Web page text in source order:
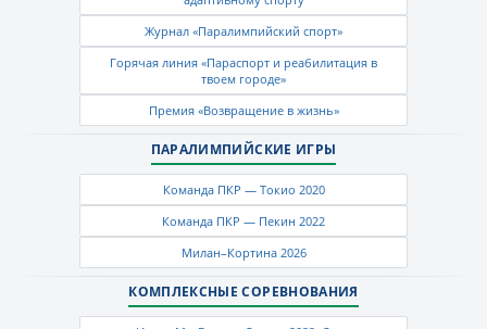
Журнал «Паралимпийский спорт»
Горячая линия «Параспорт и реабилитация в
твоем городе»
Премия «Возвращение в жизнь»
ПАРАЛИМПИЙСКИЕ ИГРЫ
Команда ПКР — Токио 2020
Команда ПКР — Пекин 2022
Милан–Кортина 2026
КОМПЛЕКСНЫЕ СОРЕВНОВАНИЯ